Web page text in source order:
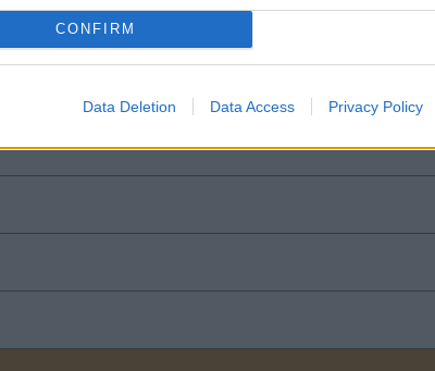
CONFIRM
Data Deletion Data Access Privacy Policy